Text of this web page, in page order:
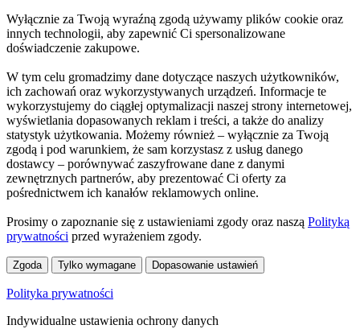
Wyłącznie za Twoją wyraźną zgodą używamy plików cookie oraz
innych technologii, aby zapewnić Ci spersonalizowane
doświadczenie zakupowe.
W tym celu gromadzimy dane dotyczące naszych użytkowników,
ich zachowań oraz wykorzystywanych urządzeń. Informacje te
wykorzystujemy do ciągłej optymalizacji naszej strony internetowej,
wyświetlania dopasowanych reklam i treści, a także do analizy
statystyk użytkowania. Możemy również – wyłącznie za Twoją
zgodą i pod warunkiem, że sam korzystasz z usług danego
dostawcy – porównywać zaszyfrowane dane z danymi
zewnętrznych partnerów, aby prezentować Ci oferty za
pośrednictwem ich kanałów reklamowych online.
Prosimy o zapoznanie się z ustawieniami zgody oraz naszą Polityką
prywatności przed wyrażeniem zgody.
Zgoda Tylko wymagane Dopasowanie ustawień
Polityka prywatności
Indywidualne ustawienia ochrony danych